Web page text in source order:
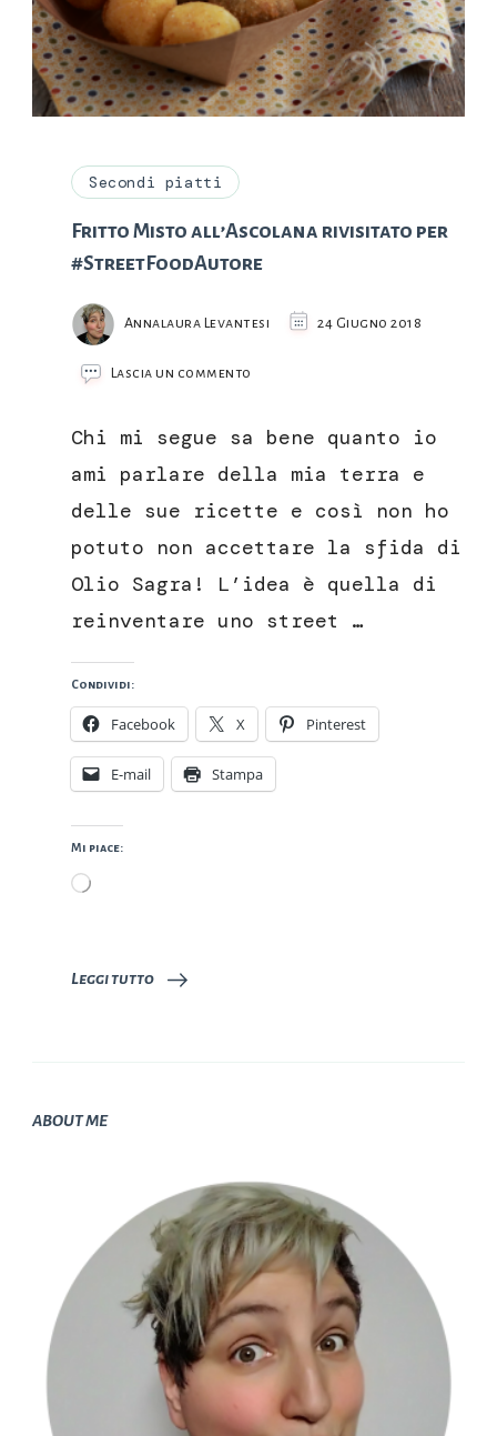
Secondi piatti
Fritto Misto all’Ascolana rivisitato per
#StreetFoodAutore
Annalaura Levantesi 24 Giugno 2018
Lascia un commento
all’Ascolana
rivisitato
#StreetFoodAutore
Chi mi segue sa bene quanto io
ami parlare della mia terra e
delle sue ricette e così non ho
potuto non accettare la sfida di
Olio Sagra! L’idea è quella di
reinventare uno street …
Condividi:
Facebook X Pinterest
E-mail Stampa
Mi piace:
Caricamento
Leggi tutto
ABOUT ME